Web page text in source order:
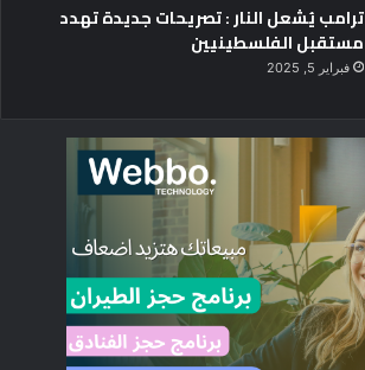
ترامب يُشعل النار : تصريحات جديدة تهدد
مستقبل الفلسطينيين
فبراير 5, 2025